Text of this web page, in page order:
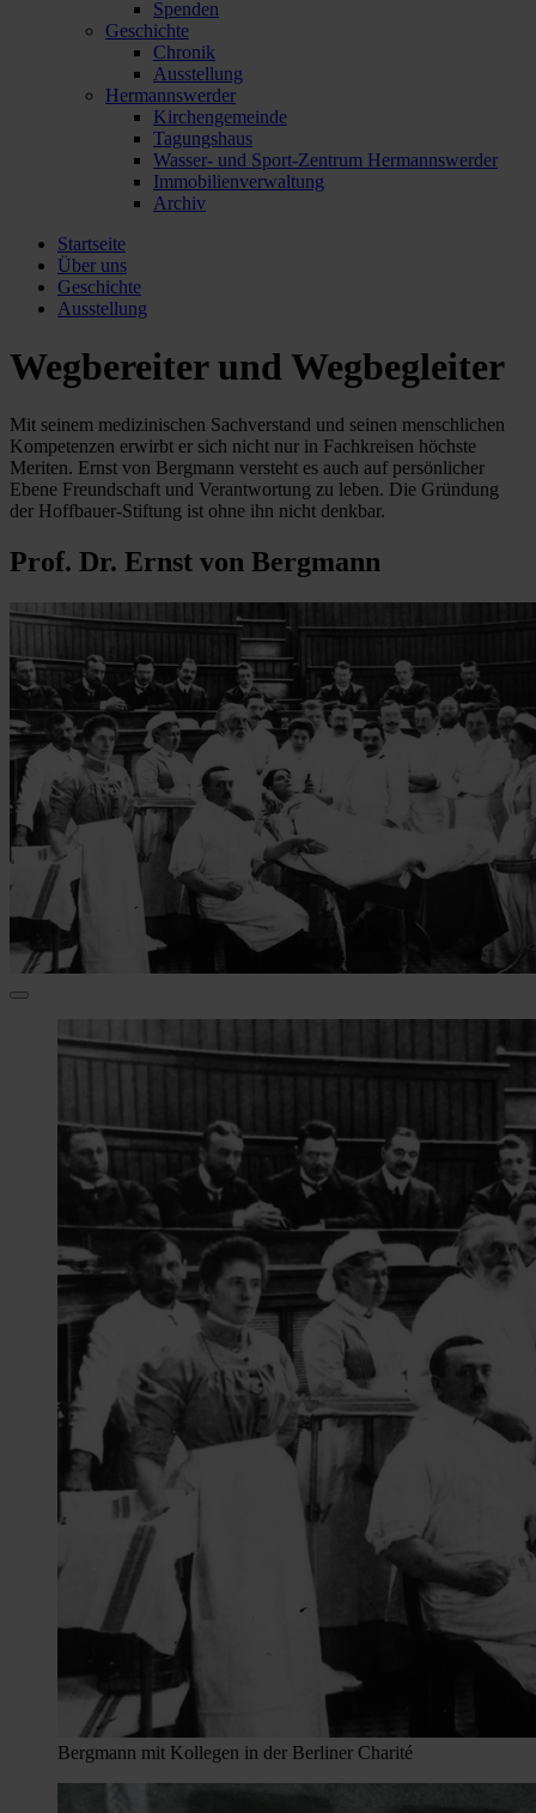
Spenden
Geschichte
Chronik
Ausstellung
Hermannswerder
Kirchengemeinde
Tagungshaus
Wasser- und Sport-Zentrum Hermannswerder
Immobilienverwaltung
Archiv
Startseite
Über uns
Geschichte
Ausstellung
Wegbereiter und Wegbegleiter
Mit seinem medizinischen Sachverstand und seinen menschlichen
Kompetenzen erwirbt er sich nicht nur in Fachkreisen höchste
Meriten. Ernst von Bergmann versteht es auch auf persönlicher
Ebene Freundschaft und Verantwortung zu leben. Die Gründung
der Hoffbauer-Stiftung ist ohne ihn nicht denkbar.
Prof. Dr. Ernst von Bergmann
Bergmann mit Kollegen in der Berliner Charité